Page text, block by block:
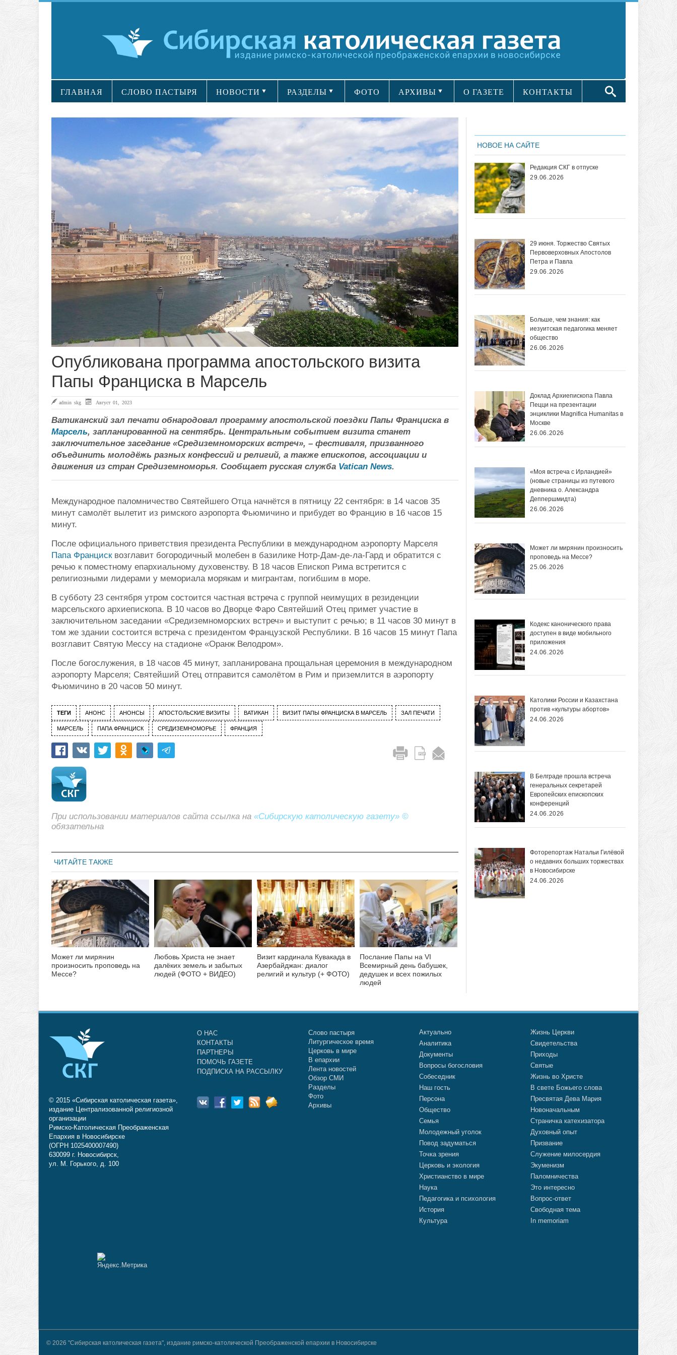
ГЛАВНАЯ СЛОВО ПАСТЫРЯ НОВОСТИ РАЗДЕЛЫ ФОТО АРХИВЫ О ГАЗЕТЕ КОНТАКТЫ
Опубликована программа апостольского визита
Папы Франциска в Марсель
admin skg Август 01, 2023
Ватиканский зал печати обнародовал программу апостольской поездки Папы Франциска в
Марсель, запланированной на сентябрь. Центральным событием визита станет
заключительное заседание «Средиземноморских встреч», – фестиваля, призванного
объединить молодёжь разных конфессий и религий, а также епископов, ассоциации и
движения из стран Средиземноморья. Сообщает русская служба Vatican News.
Международное паломничество Святейшего Отца начнётся в пятницу 22 сентября: в 14 часов 35
минут самолёт вылетит из римского аэропорта Фьюмичино и прибудет во Францию в 16 часов 15
минут.
После официального приветствия президента Республики в международном аэропорту Марселя
Папа Францисквозглавит богородичный молебен в базилике Нотр-Дам-де-ла-Гард и обратится с
речью к поместному епархиальному духовенству. В 18 часов Епископ Рима встретится с
религиозными лидерами у мемориала морякам и мигрантам, погибшим в море.
В субботу 23 сентября утром состоится частная встреча с группой неимущих в резиденции
марсельского архиепископа. В 10 часов во Дворце Фаро Святейший Отец примет участие в
заключительном заседании «Средиземноморских встреч» и выступит с речью; в 11 часов 30 минут в
том же здании состоится встреча с президентом Французской Республики. В 16 часов 15 минут Папа
возглавит Святую Мессу на стадионе «Оранж Велодром».
После богослужения, в 18 часов 45 минут, запланирована прощальная церемония в международном
аэропорту Марселя; Святейший Отец отправится самолётом в Рим и приземлится в аэропорту
Фьюмичино в 20 часов 50 минут.
ТЕГИ АНОНС АНОНСЫ АПОСТОЛЬСКИЕ ВИЗИТЫ ВАТИКАН ВИЗИТ ПАПЫ ФРАНЦИСКА В МАРСЕЛЬ ЗАЛ ПЕЧАТИ
МАРСЕЛЬ ПАПА ФРАНЦИСК СРЕДИЗЕМНОМОРЬЕ ФРАНЦИЯ
При использовании материалов сайта ссылка на «Сибирскую католическую газету» ©
обязательна
ЧИТАЙТЕ ТАКЖЕ
Может ли мирянин
произносить проповедь на
Мессе?
Любовь Христа не знает
далёких земель и забытых
людей (ФОТО + ВИДЕО)
Визит кардинала Кувакада в
Азербайджан: диалог
религий и культур (+ ФОТО)
Послание Папы на VI
Всемирный день бабушек,
дедушек и всех пожилых
людей
НОВОЕ НА САЙТЕ
Редакция СКГ в отпуске
29.06.2026
29 июня. Торжество Святых
Первоверховных Апостолов
Петра и Павла
29.06.2026
Больше, чем знания: как
иезуитская педагогика меняет
общество
26.06.2026
Доклад Архиепископа Павла
Пецци на презентации
энциклики Magnifica Нumanitas в
Москве
26.06.2026
«Моя встреча с Ирландией»
(новые страницы из путевого
дневника о. Александра
Деппершмидта)
26.06.2026
Может ли мирянин произносить
проповедь на Мессе?
25.06.2026
Кодекс канонического права
доступен в виде мобильного
приложения
24.06.2026
Католики России и Казахстана
против «культуры абортов»
24.06.2026
В Белграде прошла встреча
генеральных секретарей
Европейских епископских
конференций
24.06.2026
Фоторепортаж Натальи Гилёвой
о недавних больших торжествах
в Новосибирске
24.06.2026
© 2015 «Сибирская католическая газета»,
издание Централизованной религиозной
организации
Римско-Католическая Преображенская
Епархия в Новосибирске
(ОГРН 1025400007490)
630099 г. Новосибирск,
ул. М. Горького, д. 100
О НАС
КОНТАКТЫ
ПАРТНЕРЫ
ПОМОЧЬ ГАЗЕТЕ
ПОДПИСКА НА РАССЫЛКУ
Слово пастыря
Литургическое время
Церковь в мире
В епархии
Лента новостей
Обзор СМИ
Разделы
Фото
Архивы
Актуально
Аналитика
Документы
Вопросы богословия
Собеседник
Наш гость
Персона
Общество
Семья
Молодежный уголок
Повод задуматься
Точка зрения
Церковь и экология
Христианство в мире
Наука
Педагогика и психология
История
Культура
Жизнь Церкви
Свидетельства
Приходы
Святые
Жизнь во Христе
В свете Божьего слова
Пресвятая Дева Мария
Новоначальным
Страничка катехизатора
Духовный опыт
Призвание
Служение милосердия
Экуменизм
Паломничества
Это интересно
Вопрос-ответ
Свободная тема
In memoriam
© 2026 "Сибирская католическая газета", издание римско-католической Преображенской епархии в Новосибирске